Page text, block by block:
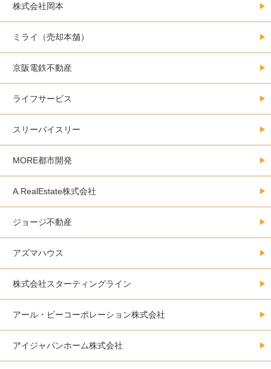
株式会社岡本
ミライ（売却本舗）
京阪電鉄不動産
ライフサービス
スリーバイスリー
MORE都市開発
A.RealEstate株式会社
ジョージ不動産
アズマハウス
株式会社スターティングライン
アール・ビーコーポレーション株式会社
アイジャパンホーム株式会社